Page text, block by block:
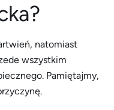
natomiast
wszystkim
Pamiętajmy,